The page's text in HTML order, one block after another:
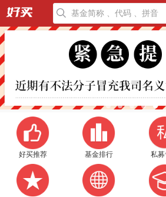
好买推荐 基金排行 私募